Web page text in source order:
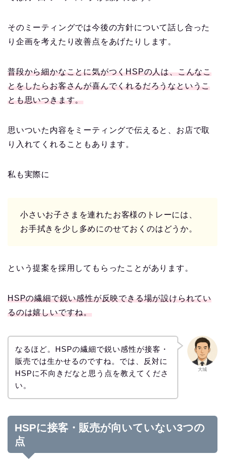
そのミーティングでは今後の方針について話し合った
り企画を考えたり改善点をあげたりします。
普段から細かなことに気がつくHSPの人は、こんなこ
とをしたらお客さんが喜んでくれるだろうなというこ
とも思いつきます。
思いついた内容をミーティングで伝えると、お店で取
り入れてくれることもあります。
私も実際に
小さいお子さまを連れたお客様のトレーには、
お手拭きを少し多めにのせておくのはどうか。
という提案を採用してもらったことがあります。
HSPの繊細で鋭い感性が反映できる場が設けられてい
るのは嬉しいですね。
大城
なるほど。HSPの繊細で鋭い感性が接客・
販売では生かせるのですね。では、反対に
HSPに不向きだなと思う点を教えてくださ
い。
HSPに接客・販売が向いていない3つの
点